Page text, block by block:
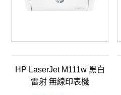
HP LaserJet M111w 黑白
雷射 無線印表機